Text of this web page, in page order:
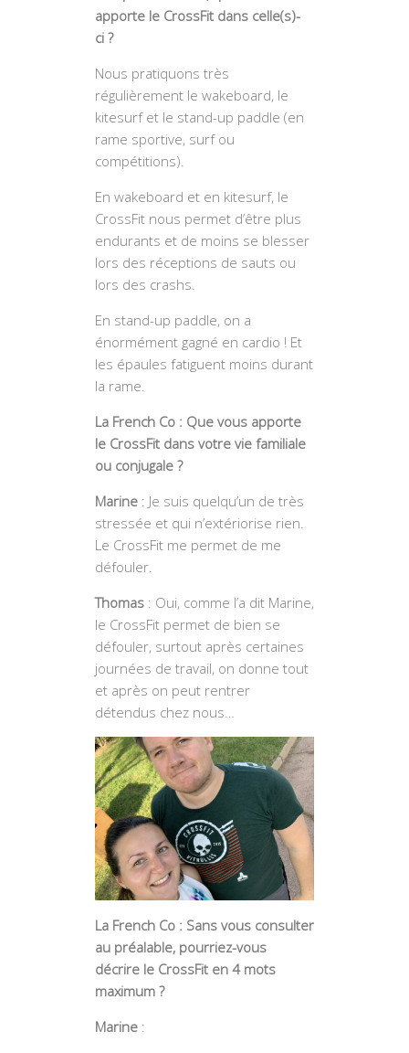
apporte le CrossFit dans celle(s)-
ci ?
Nous pratiquons très
régulièrement le wakeboard, le
kitesurf et le stand-up paddle (en
rame sportive, surf ou
compétitions).
En wakeboard et en kitesurf, le
CrossFit nous permet d’être plus
endurants et de moins se blesser
lors des réceptions de sauts ou
lors des crashs.
En stand-up paddle, on a
énormément gagné en cardio ! Et
les épaules fatiguent moins durant
la rame.
La French Co : Que vous apporte
le CrossFit dans votre vie familiale
ou conjugale ?
Marine : Je suis quelqu’un de très
stressée et qui n’extériorise rien.
Le CrossFit me permet de me
défouler.
Thomas : Oui, comme l’a dit Marine,
le CrossFit permet de bien se
défouler, surtout après certaines
journées de travail, on donne tout
et après on peut rentrer
détendus chez nous…
La French Co : Sans vous consulter
au préalable, pourriez-vous
décrire le CrossFit en 4 mots
maximum ?
Marine :